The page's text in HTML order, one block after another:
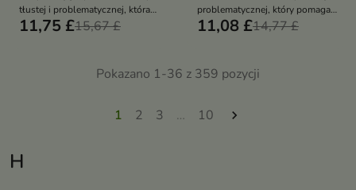
H
tłustej i problematycznej, która
pomaga regulować sebum,
skórę świeżą oraz komfortową
11,75 £15,67 £
problematycznej, który pomaga
regulować sebum, wspiera
11,08 £14,77 £
Pokazano 1-36 z 359 pozycji
1 2 3 … 10 